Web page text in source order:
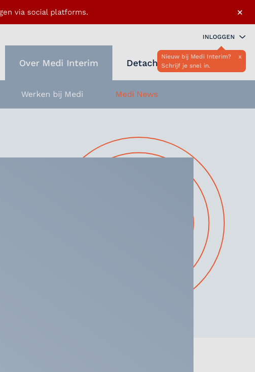
×
via social platforms.
INLOGGEN
Nieuw bij Medi Interim?
Schrijf je snel in.
x
Over Medi Interim Detacheren Zoeken
Werken bij Medi Medi News